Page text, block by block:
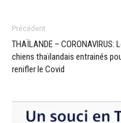
Précédent
THAÏLANDE – CORONAVIRUS:
chiens thaïlandais entrainés
renifler le Covid